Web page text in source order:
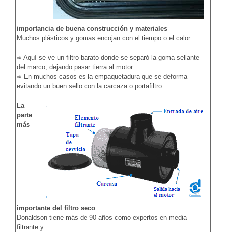
importancia de buena construcción y materiales
Muchos plásticos y gomas encojan con el tiempo o el calor
➾ Aquí se ve un filtro barato donde se separó la goma sellante
del marco, dejando pasar tierra al motor.
➾ En muchos casos es la empaquetadura que se deforma
evitando un buen sello con la carcaza o portafiltro.
La
parte
más
importante del filtro seco
Donaldson tiene más de 90 años como expertos en media
filtrante y